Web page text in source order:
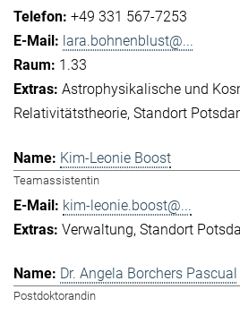
+49 331 567-7253
lara.bohnenblust@...
1.33
Astrophysikalische und
Relativitätstheorie Standort
Kim-Leonie Boost
Teamassistentin
kim-leonie.boost@...
Verwaltung Standort
Dr. Angela Borchers Pascual
Postdoktorandin